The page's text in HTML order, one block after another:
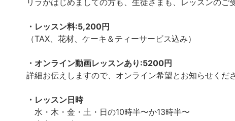
リラがはじめましての方も、生徒さまも、レッスンのご
・レッスン料:5,200円⁡
（TAX、花材、ケーキ＆ティーサービス込み）⁡
・オンライン動画レッスンあり:5200円⁡
詳細お伝えしますので、オンライン希望とお知らせくだ
・レッスン日時⁡
水・木・金・土・日の10時半〜か13時半〜⁡